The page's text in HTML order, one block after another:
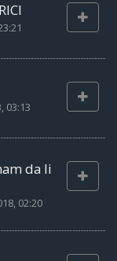
03:13
da li
02:20